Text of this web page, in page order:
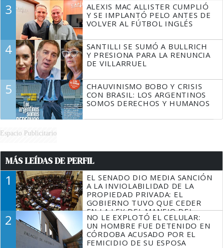
3
ALEXIS MAC ALLISTER CUMPLIÓ
Y SE IMPLANTÓ PELO ANTES DE
VOLVER AL FÚTBOL INGLÉS
4
SANTILLI SE SUMÓ A BULLRICH
Y PRESIONA PARA LA RENUNCIA
DE VILLARRUEL
5
CHAUVINISMO BOBO Y CRISIS
CON BRASIL: LOS ARGENTINOS
SOMOS DERECHOS Y HUMANOS
Espacio Publicitario
MÁS LEÍDAS DE PERFIL
1
EL SENADO DIO MEDIA SANCIÓN
A LA INVIOLABILIDAD DE LA
PROPIEDAD PRIVADA: EL
GOBIERNO TUVO QUE CEDER
EN LA LEY DEL MANEJO DEL
FUEGO
2
NO LE EXPLOTÓ EL CELULAR:
UN HOMBRE FUE DETENIDO EN
CÓRDOBA ACUSADO POR EL
FEMICIDIO DE SU ESPOSA